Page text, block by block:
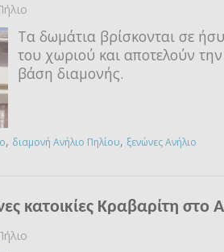
Τα δωμάτια βρίσκονται σε
του χωριού και αποτελούν την
βάση διαμονής.
, διαμονή Ανήλιο Πηλίου, ξενώνες Ανήλιο
κατοικίες Κραβαρίτη στο